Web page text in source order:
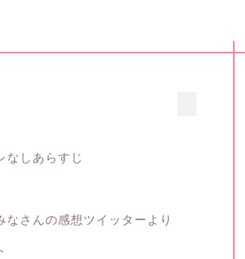
なしあらすじ
さんの感想ツイッターより